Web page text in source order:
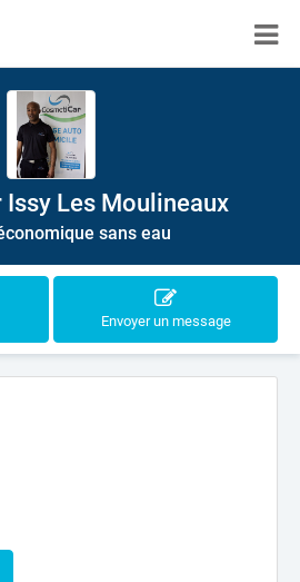
Issy Les Moulineaux
sans eau
Envoyer un message